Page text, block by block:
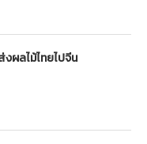
งผลไม้ไทยไปจีน